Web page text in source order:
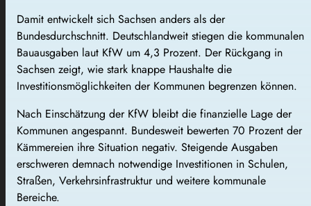
Damit entwickelt sich Sachsen anders als der
Bundesdurchschnitt. Deutschlandweit stiegen die kommunalen
Bauausgaben laut KfW um 4,3 Prozent. Der Rückgang in
Sachsen zeigt, wie stark knappe Haushalte die
Investitionsmöglichkeiten der Kommunen begrenzen können.
Nach Einschätzung der KfW bleibt die finanzielle Lage der
Kommunen angespannt. Bundesweit bewerten 70 Prozent der
Kämmereien ihre Situation negativ. Steigende Ausgaben
erschweren demnach notwendige Investitionen in Schulen,
Straßen, Verkehrsinfrastruktur und weitere kommunale
Bereiche.